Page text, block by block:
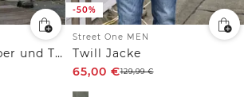
Blouson mit Zipper und Taschen
-50%
Street One MEN
Twill Jacke
65,00 €129,99€